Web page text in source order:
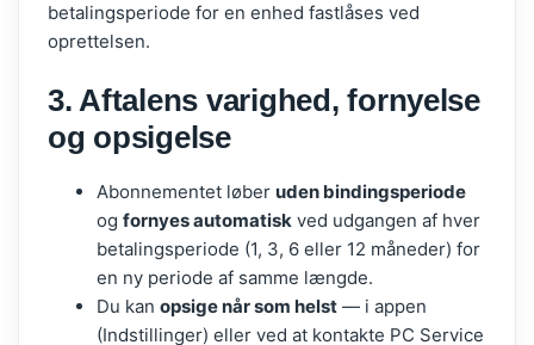
betalingsperiode for en enhed fastlåses ved
oprettelsen.
3. Aftalens varighed, fornyelse
og opsigelse
Abonnementet løber uden bindingsperiode
og fornyes automatisk ved udgangen af hver
betalingsperiode (1, 3, 6 eller 12 måneder) for
en ny periode af samme længde.
Du kan opsige når som helst — i appen
(Indstillinger) eller ved at kontakte PC Service